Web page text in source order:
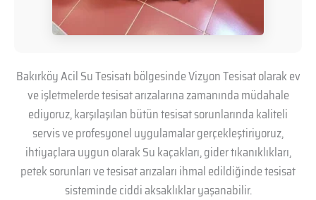
Bakırköy Acil Su Tesisatı bölgesinde Vizyon Tesisat olarak ev
ve işletmelerde tesisat arızalarına zamanında müdahale
ediyoruz, karşılaşılan bütün tesisat sorunlarında kaliteli
servis ve profesyonel uygulamalar gerçekleştiriyoruz,
ihtiyaçlara uygun olarak Su kaçakları, gider tıkanıklıkları,
petek sorunları ve tesisat arızaları ihmal edildiğinde tesisat
sisteminde ciddi aksaklıklar yaşanabilir.